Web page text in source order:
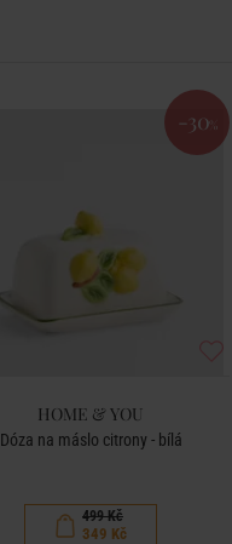
-30 %
HOME & YOU
Dóza na máslo citrony - bílá
499 Kč
349 Kč